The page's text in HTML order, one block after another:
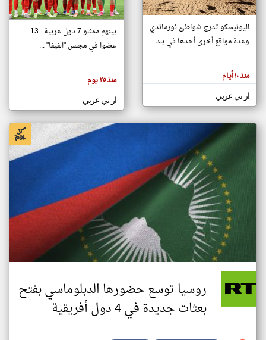
تغيير الدولة
اخبار جزر القمر على مدار الساعة
أهم اخبار جزر القمر العاجلة والمباشرة
هنا عن
وجهة
كاتبيها.
اليونيسكو تدرج شواطئ نورماندي
وعدة مواقع أخرى أحدها في بلد ...
منذ ١٠ أيام
ار تي عربي
بينهم ممثلو 7 دول عربية.. 13
عضوا في مجلس "الفيفا" ...
منذ ٢٥ يوم
ار تي عربي
روسيا توسع حضورها الدبلوماسي بفتح
بعثات جديدة في 4 دول أفريقية
klyoum.com